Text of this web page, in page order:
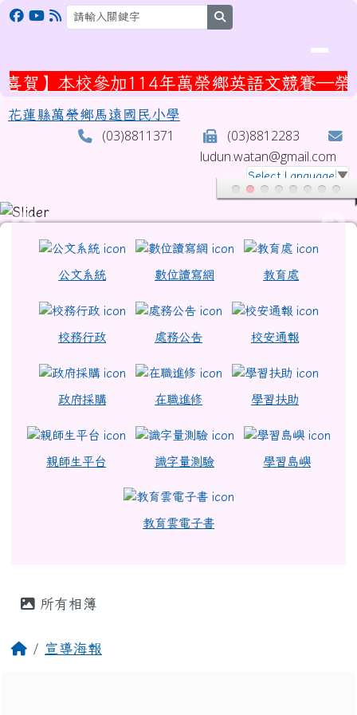
跳至主內容區
花蓮縣萬榮鄉馬遠國民小學
本校參加114年萬榮鄉英語文競賽—榮獲國
花蓮縣萬榮鄉馬遠國民小學
(03)8811371
(03)8812283
ludun.watan@gmail.com
Select Language ▼
公文系統 數位讀寫網 教育處
校務行政 處務公告 校安通報
政府採購 在職進修 學習扶助
親師生平台 識字量測驗 學習島嶼
教育雲電子書
所有相簿
回首頁
宣導海報
頁尾區域